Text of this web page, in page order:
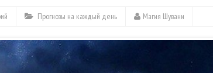
Прогнозы на каждый день Магия Шувани